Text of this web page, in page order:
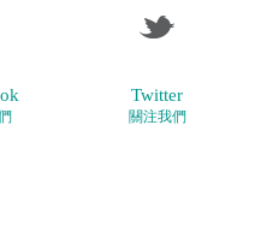
Twitter
關注我們